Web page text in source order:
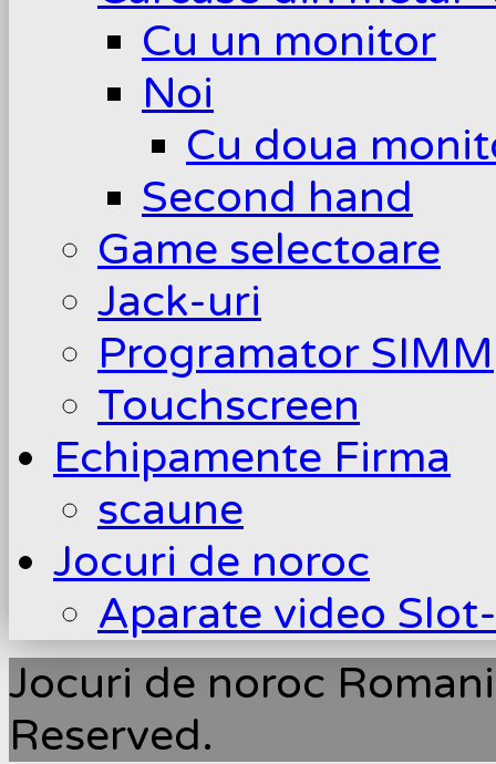
Cu un monitor
Noi
Cu doua
Second hand
Game selectoare
Jack-uri
Programator SIMM
Touchscreen
Echipamente Firma
scaune
Jocuri de noroc
Aparate video
Jocuri de noroc
Reserved.